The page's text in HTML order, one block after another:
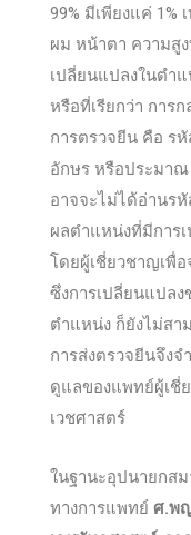
99% มีเพียงแค่ 1%
ผม หน้าตา ความสู
เปลี่ยนแปลงในตำ
หรือที่เรียกว่า การ
การตรวจยีน คือ ร
อักษร หรือประมาณ
อาจจะไม่ได้อ่านร
ผลตำแหน่งที่มีการ
โดยผู้เชี่ยวชาญเพื่
ซึ่งการเปลี่ยนแปล
ตำแหน่ง ก็ยังไม่สา
การส่งตรวจยีนจึงจ
ดูแลของแพทย์ผู้เชี่
เวชศาสตร์
ในฐานะอุปนายกส
ทางการแพทย์ ศ.พ